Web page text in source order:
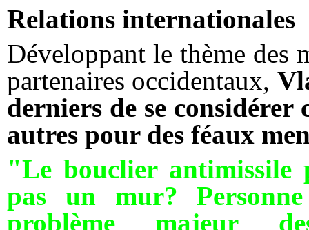
Relations internationales
Développant le thème des
partenaires occidentaux,
derniers de se considérer
autres pour des féaux
"Le bouclier antimissile
pas un mur?
problème majeur